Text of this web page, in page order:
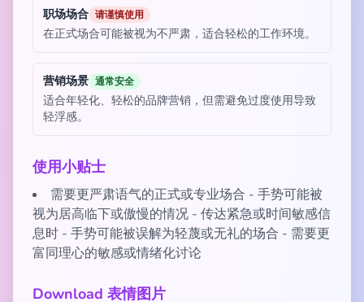
职场场合 请谨慎使用
在正式场合可能被视为不严肃，适合轻松的工作环境。
营销场景 通常安全
适合年轻化、轻松的品牌营销，但需避免过度使用导致
轻浮感。
使用小贴士
需要更严肃语气的正式或专业场合 - 手势可能被
视为居高临下或傲慢的情况 - 传达紧急或时间敏感信
息时 - 手势可能被误解为轻蔑或无礼的场合 - 需要更
富同理心的敏感或情绪化讨论
Download 表情图片